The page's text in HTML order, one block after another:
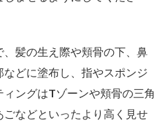
髪の生え際や頬骨の下、鼻
どに塗布し、指やスポンジ
ングはTゾーンや頬骨の三角
などといったより高く見せ